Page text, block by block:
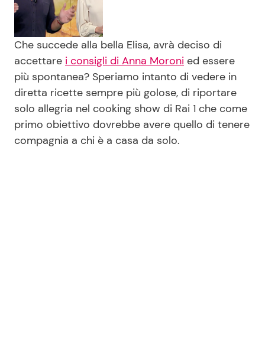
Che succede alla bella Elisa, avrà deciso di
accettare i consigli di Anna Moroni ed essere
più spontanea? Speriamo intanto di vedere in
diretta ricette sempre più golose, di riportare
solo allegria nel cooking show di Rai 1 che come
primo obiettivo dovrebbe avere quello di tenere
compagnia a chi è a casa da solo.